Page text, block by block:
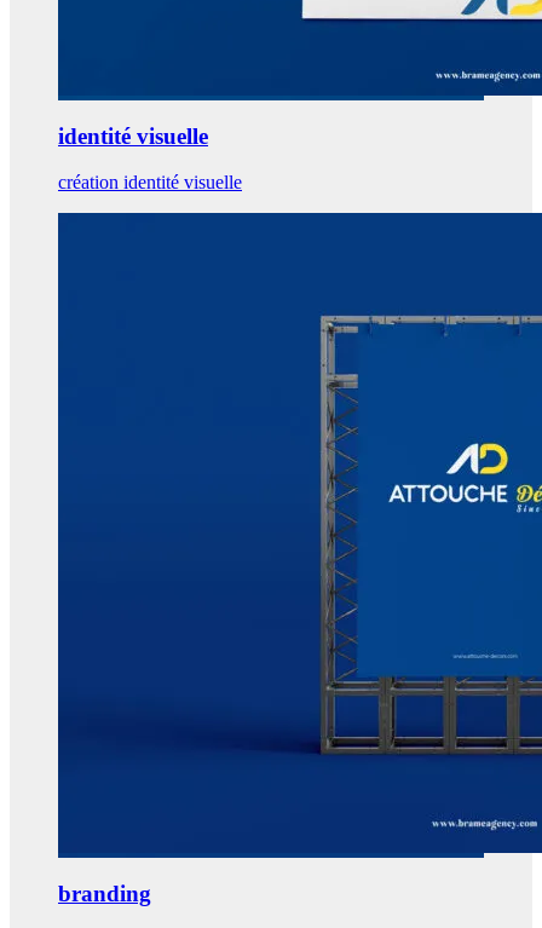
identité visuelle
création identité visuelle
branding